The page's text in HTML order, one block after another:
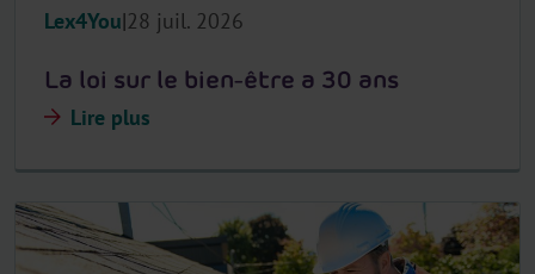
Lex4You 28 juil. 2026
La loi sur le bien-être a 30 ans
Lire plus